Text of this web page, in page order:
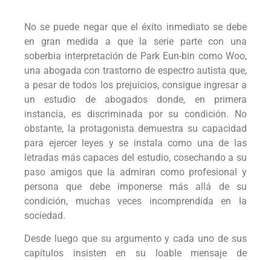
No se puede negar que el éxito inmediato se debe
en gran medida a que la serie parte con una
soberbia interpretación de Park Eun-bin como Woo,
una abogada con trastorno de espectro autista que,
a pesar de todos los prejuicios, consigue ingresar a
un estudio de abogados donde, en primera
instancia, es discriminada por su condición. No
obstante, la protagonista demuestra su capacidad
para ejercer leyes y se instala como una de las
letradas más capaces del estudio, cosechando a su
paso amigos que la admiran como profesional y
persona que debe imponerse más allá de su
condición, muchas veces incomprendida en la
sociedad.
Desde luego que su argumento y cada uno de sus
capítulos insisten en su loable mensaje de